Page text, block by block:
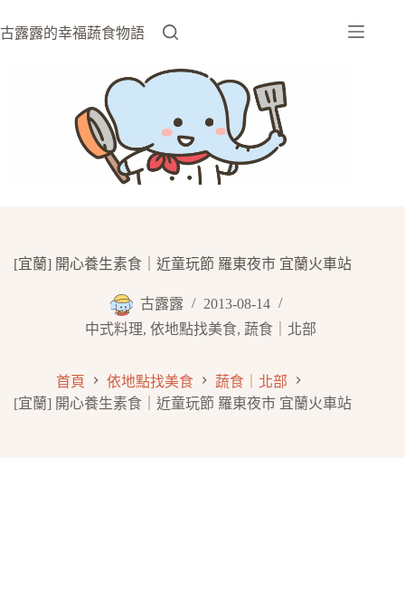
至
古露露的幸福蔬食物語
[宜蘭] 開心養生素食｜近童玩節 羅東夜市 宜蘭火車站
古露露
2013-08-14
中式料理, 依地點找美食, 蔬食｜北部
首頁 依地點找美食
蔬食｜北部
[宜蘭] 開心養生素食｜近童玩節 羅東夜市 宜蘭火車站